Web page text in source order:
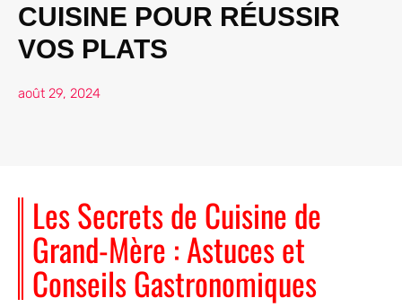
CUISINE POUR RÉUSSIR
VOS PLATS
août 29, 2024
Les Secrets de Cuisine de
Grand-Mère : Astuces et
Conseils Gastronomiques